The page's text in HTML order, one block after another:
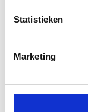
Statistieken
MarketingNew Land